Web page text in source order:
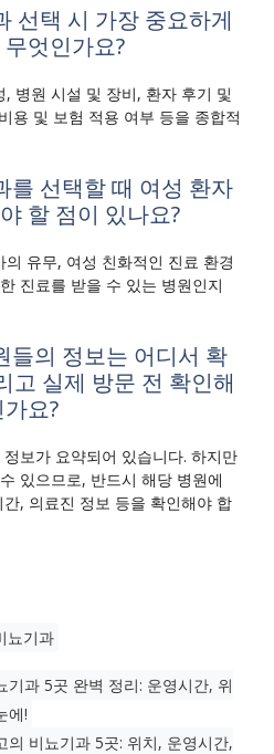
선택 시 가장 중요하게
엇인가요?
병원 시설 및 장비, 환자 후기 및
용 및 보험 적용 여부 등을 종합적
를 선택할 때 여성 환자
할 점이 있나요?
유무, 여성 친화적인 진료 환경
진료를 받을 수 있는 병원인지
들의 정보는 어디서 확
고 실제 방문 전 확인해
요?
보가 요약되어 있습니다. 하지만
있으므로, 반드시 해당 병원에
, 의료진 정보 등을 확인해야 합
뇨기과
기과 5곳 완벽 정리: 운영시간, 위
에!
의 비뇨기과 5곳: 위치, 운영시간,